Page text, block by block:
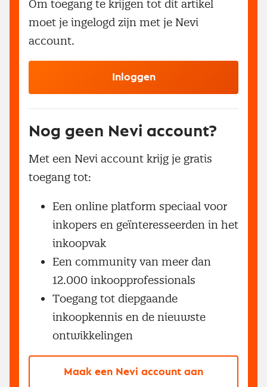
Om toegang te krijgen tot dit artikel
moet je ingelogd zijn met je Nevi
account.
Inloggen
Nog geen Nevi account?
Met een Nevi account krijg je gratis
toegang tot:
Een online platform speciaal voor
inkopers en geïnteresseerden in het
inkoopvak
Een community van meer dan
12.000 inkoopprofessionals
Toegang tot diepgaande
inkoopkennis en de nieuwste
ontwikkelingen
Maak een Nevi account aan